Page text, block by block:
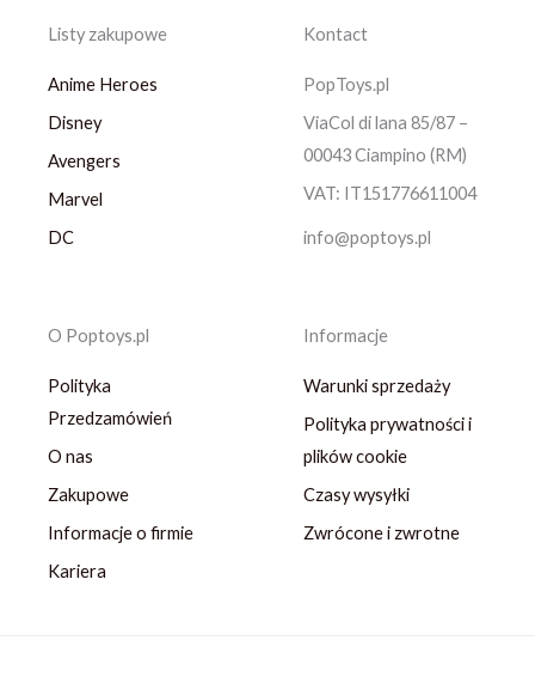
Listy zakupowe
Anime Heroes
Disney
Avengers
Marvel
DC
Kontact
PopToys.pl
ViaCol di lana 85/87 –
00043 Ciampino (RM)
VAT: IT151776611004
info@poptoys.pl
O Poptoys.pl
Polityka
Przedzamówień
O nas
Zakupowe
Informacje o firmie
Kariera
Informacje
Warunki sprzedaży
Polityka prywatności i
plików cookie
Czasy wysyłki
Zwrócone i zwrotne